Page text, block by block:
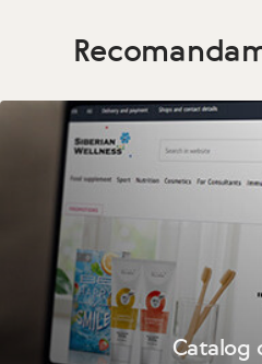
Catalog